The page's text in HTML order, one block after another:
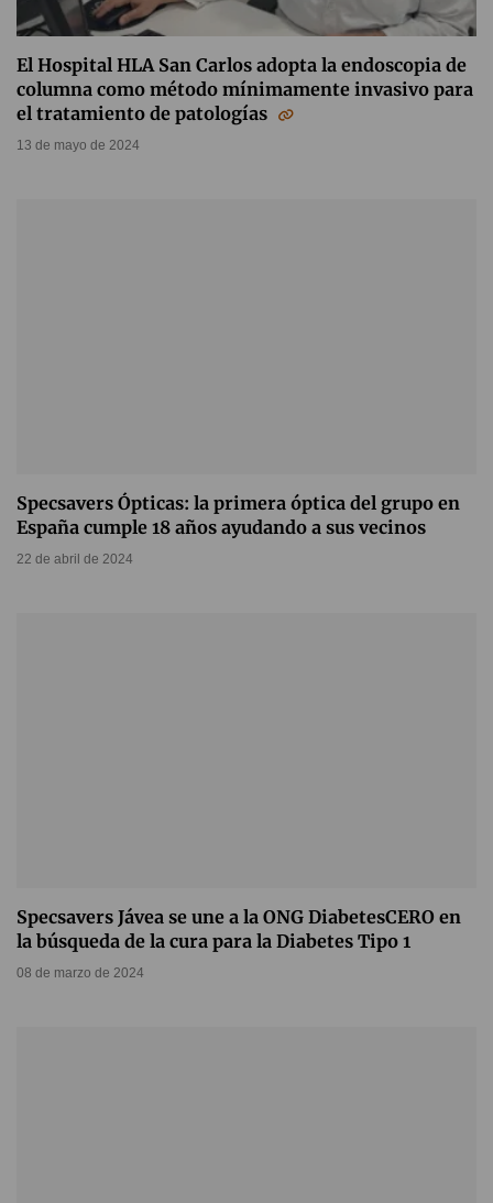
El Hospital HLA San Carlos adopta la endoscopia de
columna como método mínimamente invasivo para
el tratamiento de patologías
13 de mayo de 2024
Specsavers Ópticas: la primera óptica del grupo en
España cumple 18 años ayudando a sus vecinos
22 de abril de 2024
Specsavers Jávea se une a la ONG DiabetesCERO en
la búsqueda de la cura para la Diabetes Tipo 1
08 de marzo de 2024